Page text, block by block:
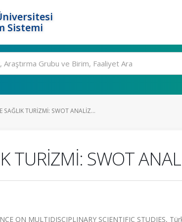
Sistemi
SAĞLIK TURİZMİ: SWOT ANALİZ...
TURİZMİ: SWOT
ON MULTIDISCIPLINARY SCIENTIFIC STUDIES,